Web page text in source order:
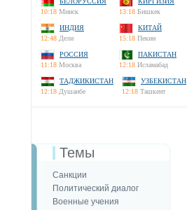
10:18 Минск
13:18 Бишкек
ИНДИЯ
12:48 Дели
КИТАЙ
15:18 Пекин
РОССИЯ
11:18 Москва
ПАКИСТАН
12:18 Исламабад
ТАДЖИКИСТАН
12:18 Душанбе
УЗБЕКИСТАН
12:18 Ташкент
Темы
Санкции
Политический диалог
Военные учения